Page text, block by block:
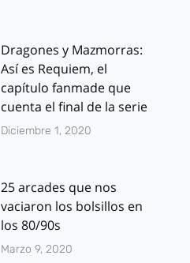
Dragones y Mazmorras:
Así es Requiem, el
capítulo fanmade que
cuenta el final de la serie
Diciembre 1, 2020
25 arcades que nos
vaciaron los bolsillos en
los 80/90s
Marzo 9, 2020